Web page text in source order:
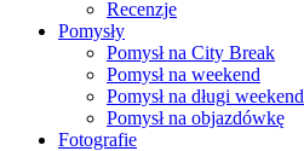
Recenzje
Pomysły
Pomysł na City Break
Pomysł na weekend
Pomysł na długi weekend
Pomysł na objazdówkę
Fotografie